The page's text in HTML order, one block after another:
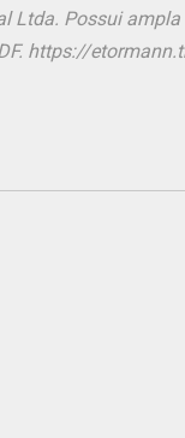
Ltda. Possui ampla
https://